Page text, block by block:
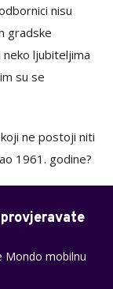
nisu
gradske
ljubiteljima
su se
ne postoji niti
1961. godine?
Mondo mobilnu